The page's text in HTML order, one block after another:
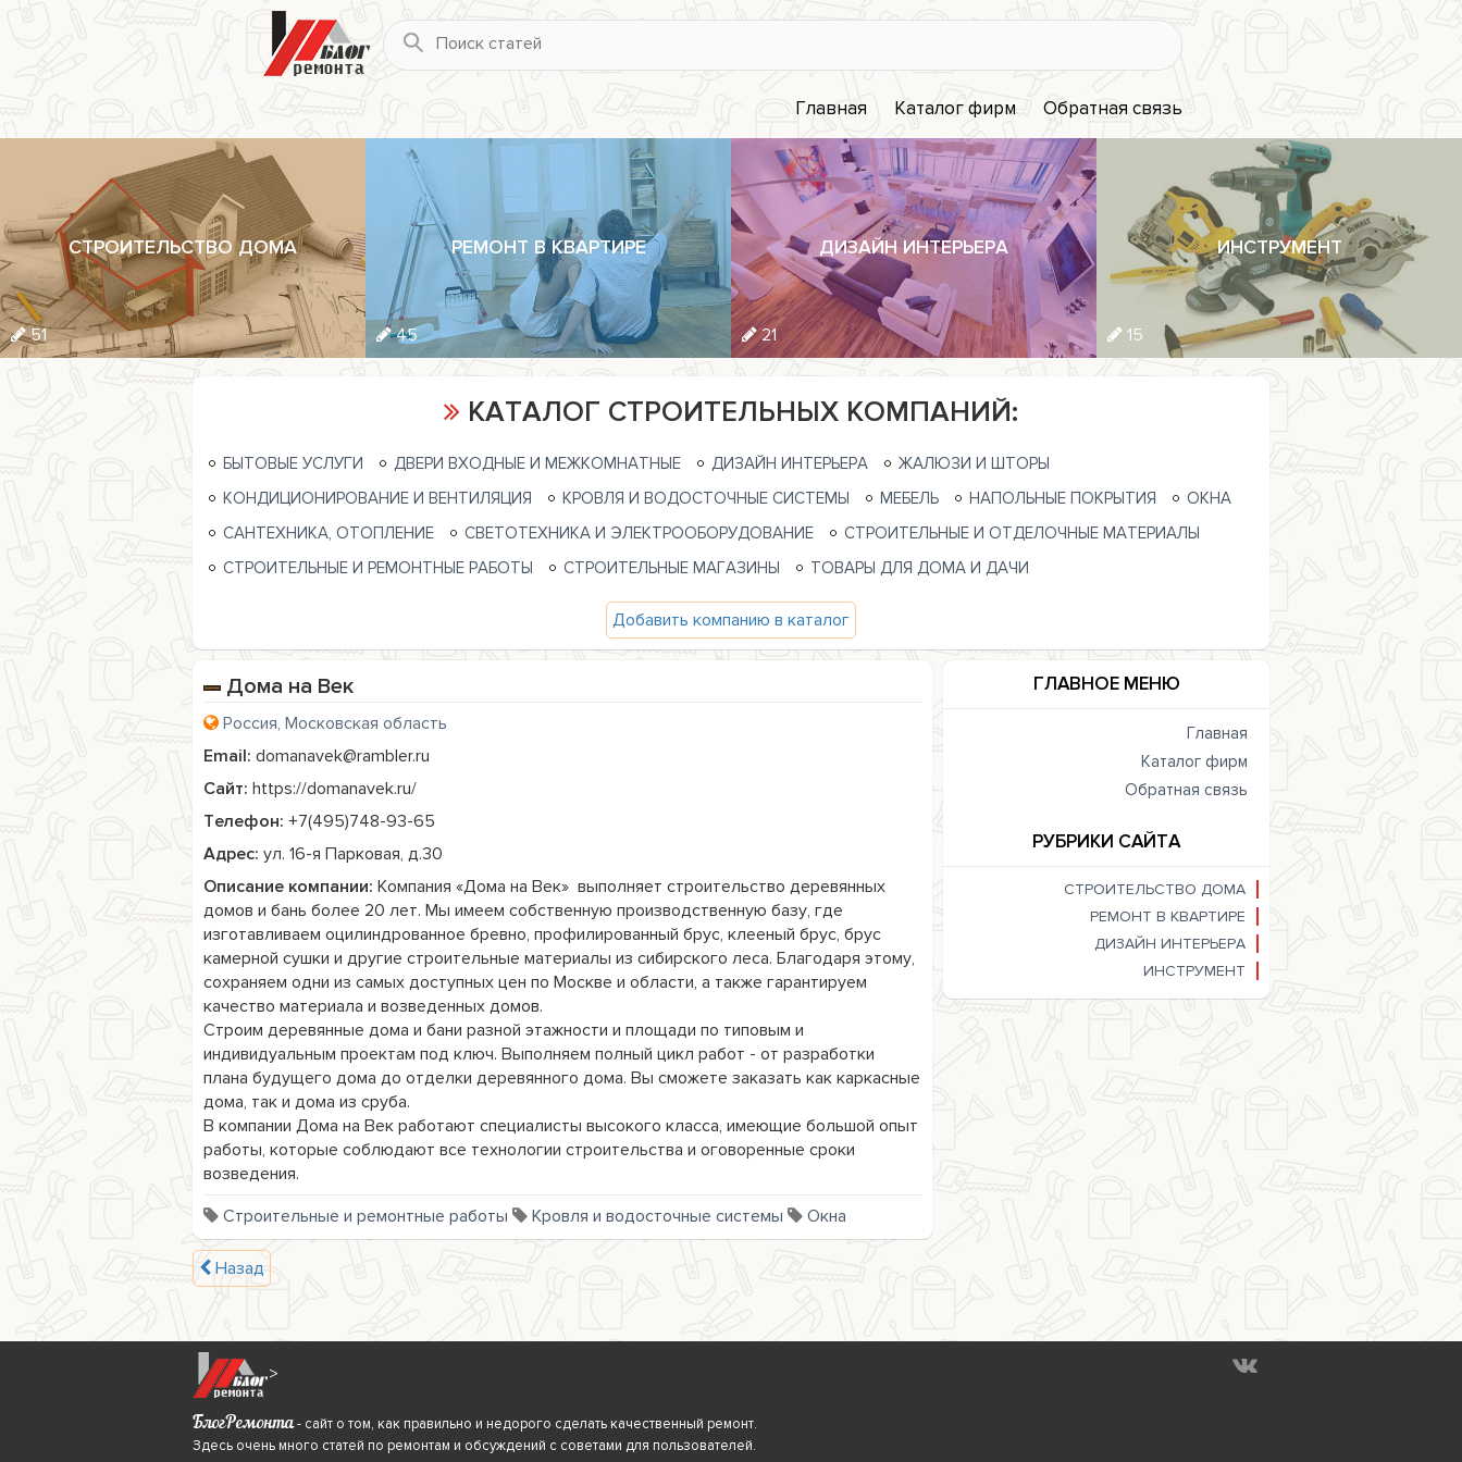
Обратная связь
Каталог фирм
Главная
СТРОИТЕЛЬСТВО ДОМА
51
РЕМОНТ В КВАРТИРЕ
45
ДИЗАЙН ИНТЕРЬЕРА
21
ИНСТРУМЕНТ
15
КАТАЛОГ СТРОИТЕЛЬНЫХ КОМПАНИЙ:
БЫТОВЫЕ УСЛУГИ ДВЕРИ ВХОДНЫЕ И МЕЖКОМНАТНЫЕ ДИЗАЙН ИНТЕРЬЕРА
ЖАЛЮЗИ И ШТОРЫ
КОНДИЦИОНИРОВАНИЕ И ВЕНТИЛЯЦИЯ
КРОВЛЯ И ВОДОСТОЧНЫЕ СИСТЕМЫ МЕБЕЛЬ НАПОЛЬНЫЕ ПОКРЫТИЯ
ОКНА
САНТЕХНИКА, ОТОПЛЕНИЕ
СВЕТОТЕХНИКА И ЭЛЕКТРООБОРУДОВАНИЕ
СТРОИТЕЛЬНЫЕ И ОТДЕЛОЧНЫЕ МАТЕРИАЛЫ
СТРОИТЕЛЬНЫЕ И РЕМОНТНЫЕ РАБОТЫ
СТРОИТЕЛЬНЫЕ МАГАЗИНЫ ТОВАРЫ ДЛЯ ДОМА И ДАЧИ
Добавить компанию в каталог
Дома на Век
Россия, Московская область
Email: domanavek@rambler.ru
Сайт: https://domanavek.ru/
Телефон: +7(495)748-93-65
Адрес: ул. 16-я Парковая, д.30
Описание компании: Компания «Дома на Век»  выполняет строительство деревянных
домов и бань более 20 лет. Мы имеем собственную производственную базу, где
изготавливаем оцилиндрованное бревно, профилированный брус, клееный брус, брус
камерной сушки и другие строительные материалы из сибирского леса. Благодаря этому,
сохраняем одни из самых доступных цен по Москве и области, а также гарантируем
качество материала и возведенных домов.
Строим деревянные дома и бани разной этажности и площади по типовым и
индивидуальным проектам под ключ. Выполняем полный цикл работ - от разработки
плана будущего дома до отделки деревянного дома. Вы сможете заказать как каркасные
дома, так и дома из сруба.
В компании Дома на Век работают специалисты высокого класса, имеющие большой опыт
работы, которые соблюдают все технологии строительства и оговоренные сроки
возведения.
Строительные и ремонтные работы
Кровля и водосточные системы Окна
Назад
ГЛАВНОЕ МЕНЮ
Главная
Каталог фирм
Обратная связь
РУБРИКИ САЙТА
СТРОИТЕЛЬСТВО ДОМА
РЕМОНТ В КВАРТИРЕ
ДИЗАЙН ИНТЕРЬЕРА
ИНСТРУМЕНТ
>
БлогРемонта- сайт о том, как правильно и недорого сделать качественный ремонт.
Здесь очень много статей по ремонтам и обсуждений с советами для пользователей.